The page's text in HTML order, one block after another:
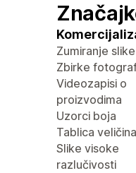
Zumiranje slike
Zbirke
Videozapisi o
proizvodima
Uzorci boja
Tablica veličina
Slike visoke
razlučivosti